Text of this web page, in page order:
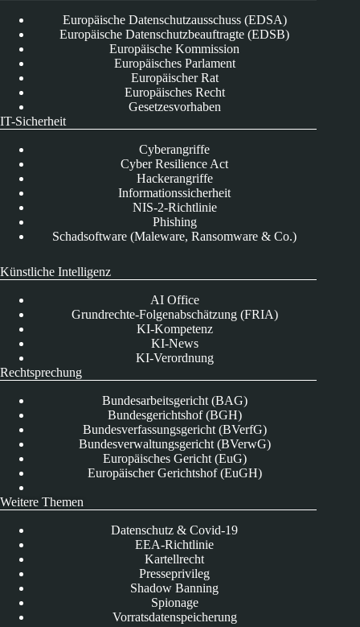
Europäische Datenschutzausschuss (EDSA)
Europäische Datenschutzbeauftragte (EDSB)
Europäische Kommission
Europäisches Parlament
Europäischer Rat
Europäisches Recht
Gesetzesvorhaben
IT-Sicherheit
Cyberangriffe
Cyber Resilience Act
Hackerangriffe
Informationssicherheit
NIS-2-Richtlinie
Phishing
Schadsoftware (Maleware, Ransomware & Co.)
Künstliche Intelligenz
AI Office
Grundrechte-Folgenabschätzung (FRIA)
KI-Kompetenz
KI-News
KI-Verordnung
Rechtsprechung
Bundesarbeitsgericht (BAG)
Bundesgerichtshof (BGH)
Bundesverfassungsgericht (BVerfG)
Bundesverwaltungsgericht (BVerwG)
Europäisches Gericht (EuG)
Europäischer Gerichtshof (EuGH)
Weitere Themen
Datenschutz & Covid-19
EEA-Richtlinie
Kartellrecht
Presseprivileg
Shadow Banning
Spionage
Vorratsdatenspeicherung